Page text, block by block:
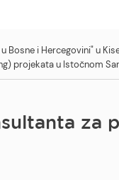
Bosne i Hercegovini" u
projekata u Istočnom
za